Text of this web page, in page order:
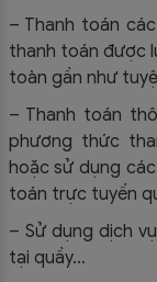
– Thanh toán
thanh toán được
toàn gần như
– Thanh toán
phương thức
hoặc sử dụng
toán trực tuyến
– Sử dụng dịch
tại quầy…